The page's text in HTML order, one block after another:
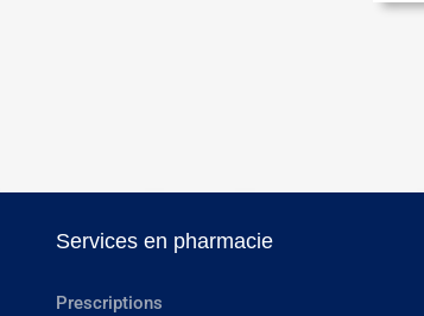
Services en pharmacie
Prescriptions